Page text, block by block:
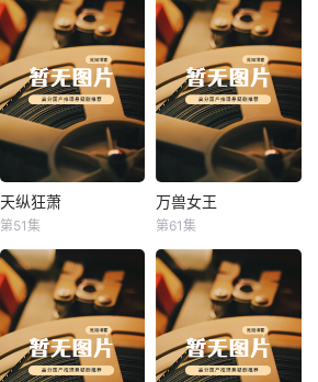
天纵狂萧
天纵狂萧
第51集
万兽女王
万兽女王
第61集